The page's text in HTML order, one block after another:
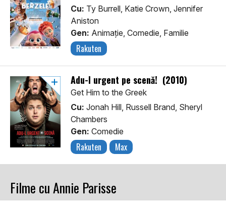
Cu: Ty Burrell, Katie Crown, Jennifer
Aniston
Gen: Animaţie, Comedie, Familie
Rakuten
Adu-l urgent pe scenă! (2010)
Get Him to the Greek
Cu: Jonah Hill, Russell Brand, Sheryl
Chambers
Gen: Comedie
Rakuten Max
Filme cu Annie Parisse